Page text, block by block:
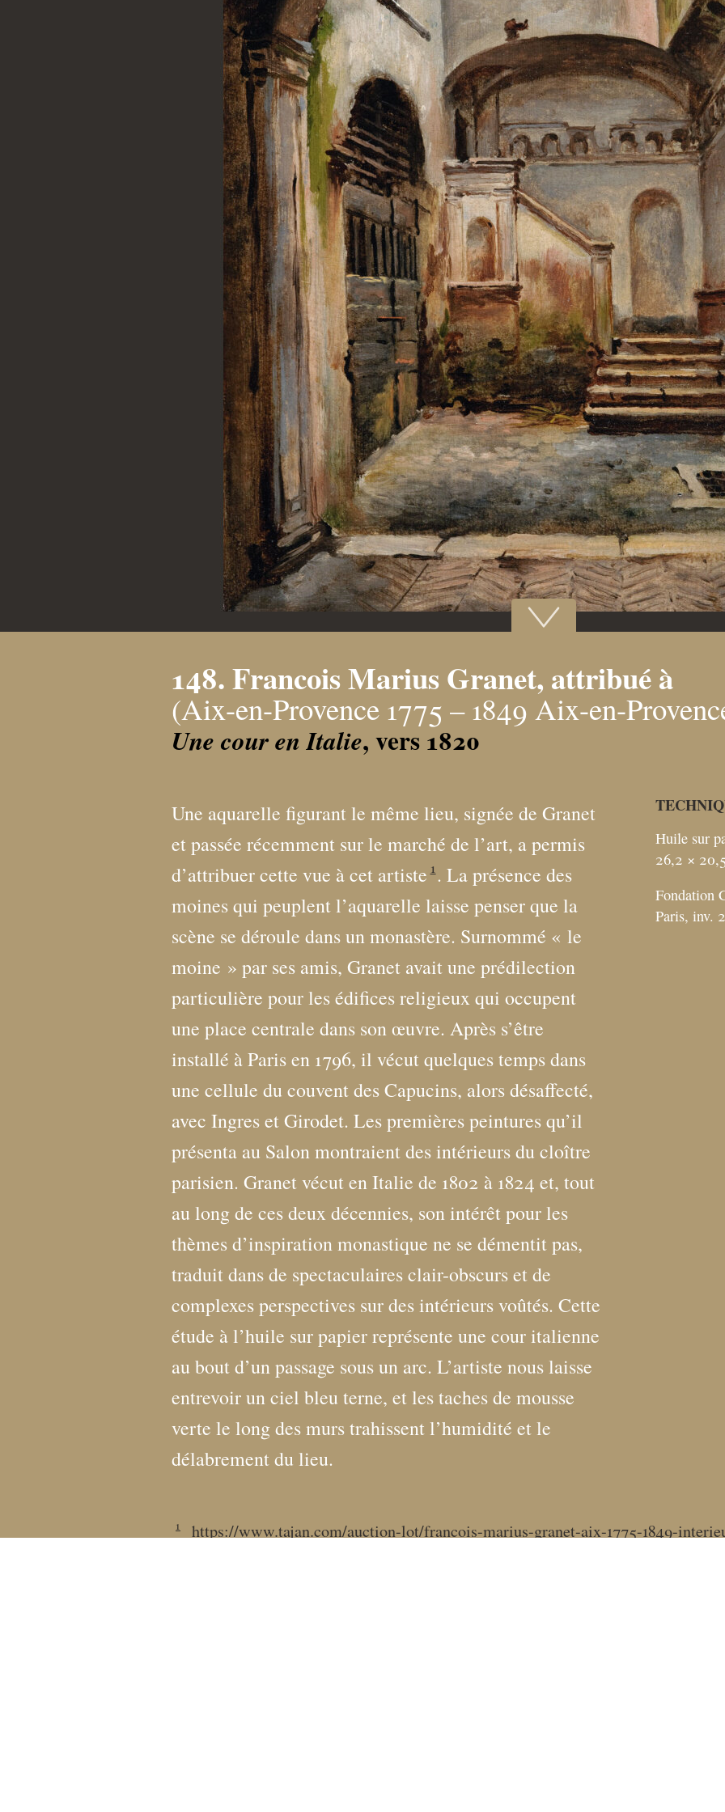
148. Francois Marius Granet, attribué à
(Aix-en-Provence 1775 – 1849 Aix-en-
Une cour en Italie, vers 1820
Une aquarelle figurant le même lieu, signée de Granet
et passée récemment sur le marché de l’art, a permis
d’attribuer cette vue à cet artiste 1. La présence des
moines qui peuplent l’aquarelle laisse penser que la
scène se déroule dans un monastère. Surnommé « le
moine » par ses amis, Granet avait une prédilection
particulière pour les édifices religieux qui occupent
une place centrale dans son œuvre. Après s’être
installé à Paris en 1796, il vécut quelques temps dans
une cellule du couvent des Capucins, alors désaffecté,
avec Ingres et Girodet. Les premières peintures qu’il
présenta au Salon montraient des intérieurs du cloître
parisien. Granet vécut en Italie de 1802 à 1824 et, tout
au long de ces deux décennies, son intérêt pour les
thèmes d’inspiration monastique ne se démentit pas,
traduit dans de spectaculaires clair-obscurs et de
complexes perspectives sur des intérieurs voûtés. Cette
étude à l’huile sur papier représente une cour italienne
au bout d’un passage sous un arc. L’artiste nous laisse
entrevoir un ciel bleu terne, et les taches de mousse
verte le long des murs trahissent l’humidité et le
délabrement du lieu.
Huile sur
26,2 ×
Fondation
Paris, inv.
1 https://www.tajan.com/auction-lot/francois-marius-granet-aix-1775-1849-